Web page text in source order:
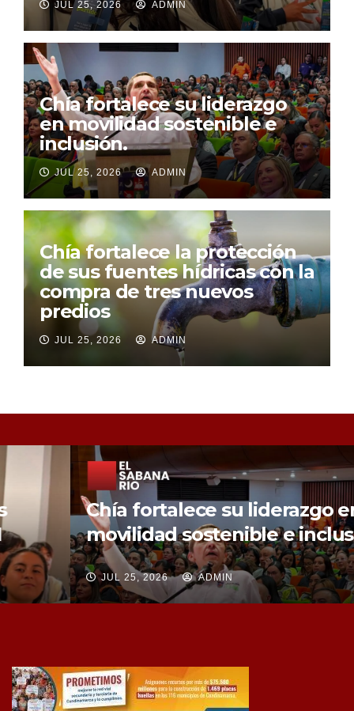
JUL 25, 2026 ADMIN
Chía fortalece su liderazgo
en movilidad sostenible e
inclusión.
JUL 25, 2026 ADMIN
Chía fortalece la protección
de sus fuentes hídricas con la
compra de tres nuevos
predios
JUL 25, 2026 ADMIN
Chía fortalece su liderazgo en
movilidad sostenible e inclusión.
JUL 25, 2026 ADMIN